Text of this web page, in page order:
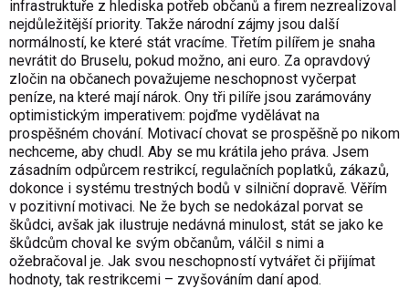
infrastruktuře z hlediska potřeb občanů a firem nezrealizoval
nejdůležitější priority. Takže národní zájmy jsou další
normálností, ke které stát vracíme. Třetím pilířem je snaha
nevrátit do Bruselu, pokud možno, ani euro. Za opravdový
zločin na občanech považujeme neschopnost vyčerpat
peníze, na které mají nárok. Ony tři pilíře jsou zarámovány
optimistickým imperativem: pojďme vydělávat na
prospěšném chování. Motivací chovat se prospěšně po nikom
nechceme, aby chudl. Aby se mu krátila jeho práva. Jsem
zásadním odpůrcem restrikcí, regulačních poplatků, zákazů,
dokonce i systému trestných bodů v silniční dopravě. Věřím
v pozitivní motivaci. Ne že bych se nedokázal porvat se
škůdci, avšak jak ilustruje nedávná minulost, stát se jako ke
škůdcům choval ke svým občanům, válčil s nimi a
ožebračoval je. Jak svou neschopností vytvářet či přijímat
hodnoty, tak restrikcemi – zvyšováním daní apod.